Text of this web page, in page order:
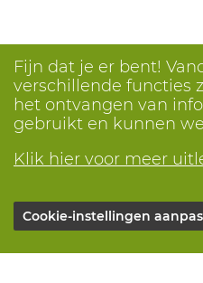
Fijn dat je er bent!
verschillende functies
het ontvangen van
gebruikt en kunnen
Klik hier voor meer
Cookie-instellingen